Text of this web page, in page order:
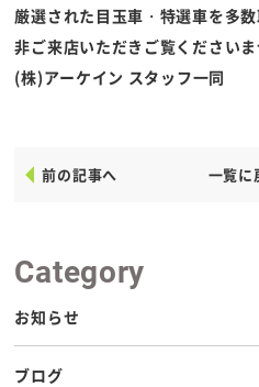
厳選された目玉車・特選車を多
非ご来店いただきご覧くださいま
(株)アーケイン スタッフ一同
前の記事へ 一覧に
Category
お知らせ
ブログ